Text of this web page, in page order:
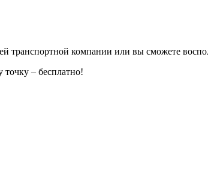
компании или вы сможете
– бесплатно!